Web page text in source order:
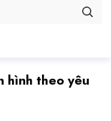
hình theo yêu